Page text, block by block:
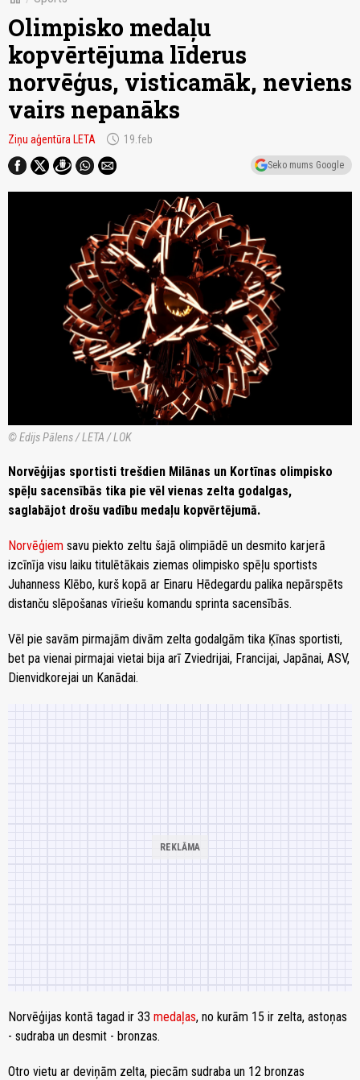
Olimpisko medaļu
kopvērtējuma līderus
norvēģus, visticamāk, neviens
vairs nepanāks
Ziņu aģentūra LETA schedule 19.feb
Seko mums Google
© Edijs Pālens / LETA / LOK
Norvēģijas sportisti trešdien Milānas un Kortīnas olimpisko
spēļu sacensībās tika pie vēl vienas zelta godalgas,
saglabājot drošu vadību medaļu kopvērtējumā.
Norvēģiem savu piekto zeltu šajā olimpiādē un desmito karjerā
izcīnīja visu laiku titulētākais ziemas olimpisko spēļu sportists
Juhanness Klēbo, kurš kopā ar Einaru Hēdegardu palika nepārspēts
distanču slēpošanas vīriešu komandu sprinta sacensībās.
Vēl pie savām pirmajām divām zelta godalgām tika Ķīnas sportisti,
bet pa vienai pirmajai vietai bija arī Zviedrijai, Francijai, Japānai, ASV,
Dienvidkorejai un Kanādai.
Norvēģijas kontā tagad ir 33 medaļas, no kurām 15 ir zelta, astoņas
- sudraba un desmit - bronzas.
Otro vietu ar deviņām zelta, piecām sudraba un 12 bronzas